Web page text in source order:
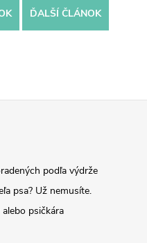
ĎALŠÍ ČLÁNOK
podľa výdrže
psa? Už nemusíte.
psičkára